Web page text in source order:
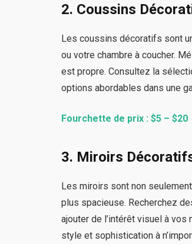
2. Coussins
Les coussins décoratifs sont
ou votre chambre à coucher.
est propre. Consultez la
options abordables dans une
Fourchette de prix : $5 – $20
3. Miroirs
Les miroirs sont non
plus spacieuse. Recherchez
ajouter de l’intérêt visuel à
style et sophistication à